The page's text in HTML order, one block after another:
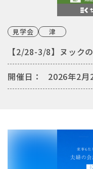
見学会 津
【2/28-3/8】ヌック
開催日： 2026年2月